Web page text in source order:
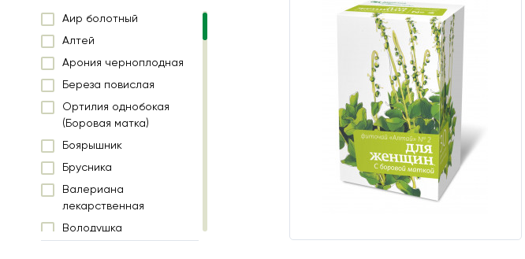
Для почек и
мочевыводящих путей
Для суставов
Для сердечно-
сосудистой системы
Для мужского здоровья
Для кормящих мам
Аир болотный
Алтей
Арония черноплодная
Береза повислая
Ортилия однобокая
(Боровая матка)
Боярышник
Брусника
Валериана
лекарственная
Володушка